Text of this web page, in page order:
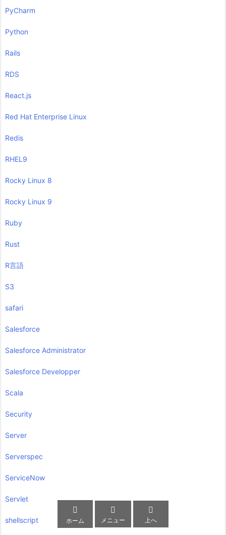
PyCharm
Python
Rails
RDS
React.js
Red Hat Enterprise Linux
Redis
RHEL9
Rocky Linux 8
Rocky Linux 9
Ruby
Rust
R言語
S3
safari
Salesforce
Salesforce Administrator
Salesforce Developper
Scala
Security
Server
Serverspec
ServiceNow
Servlet
shellscript

ホーム

メニュー

上へ